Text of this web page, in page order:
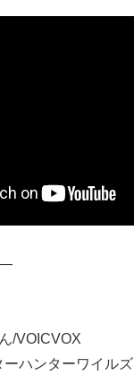
/VOICVOX
ハンターワイルズ